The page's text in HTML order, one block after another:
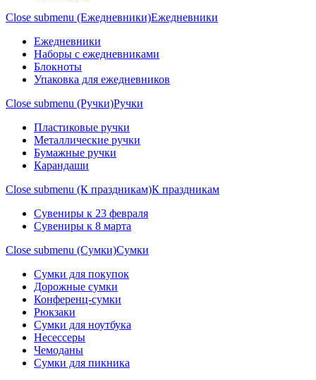
Close submenu (Ежедневники)Ежедневники
Ежедневники
Наборы с ежедневниками
Блокноты
Упаковка для ежедневников
Close submenu (Ручки)Ручки
Пластиковые ручки
Металлические ручки
Бумажные ручки
Карандаши
Close submenu (К праздникам)К праздникам
Сувениры к 23 февраля
Сувениры к 8 марта
Close submenu (Сумки)Сумки
Сумки для покупок
Дорожные сумки
Конференц-сумки
Рюкзаки
Сумки для ноутбука
Несессеры
Чемоданы
Сумки для пикника